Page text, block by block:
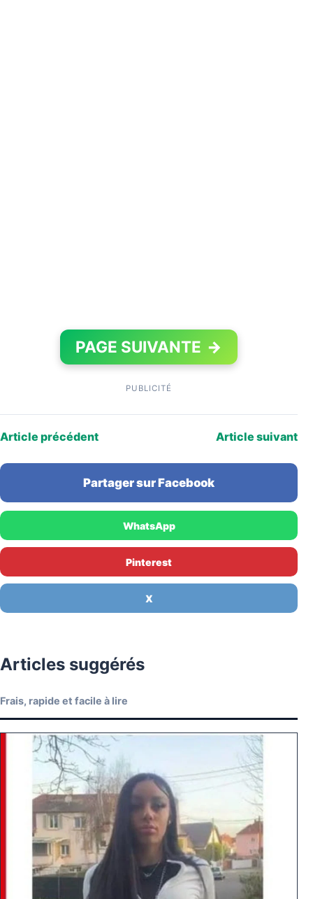
PAGE SUIVANTE →
PUBLICITÉ
Article précédent Article suivant
Partager sur Facebook
WhatsApp
Pinterest
X
Articles suggérés
Frais, rapide et facile à lire